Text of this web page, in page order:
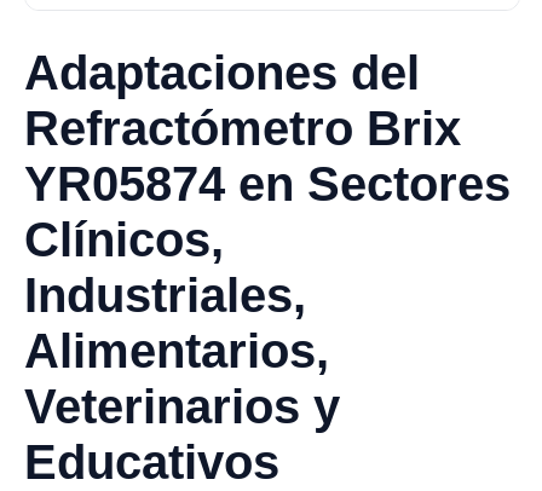
Adaptaciones del
Refractómetro Brix
YR05874 en Sectores
Clínicos,
Industriales,
Alimentarios,
Veterinarios y
Educativos